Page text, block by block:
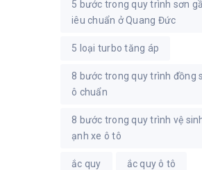
5 bước trong quy trình sơn
iêu chuẩn ở Quang Đức
5 loại turbo tăng áp
8 bước trong quy trình đồng
ô chuẩn
8 bước trong quy trình vệ sinh
ạnh xe ô tô
ắc quy ắc quy ô tô